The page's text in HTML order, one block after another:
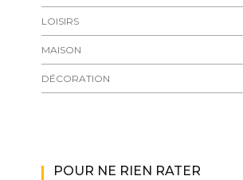
LOISIRS
MAISON
DÉCORATION
POUR NE RIEN RATER